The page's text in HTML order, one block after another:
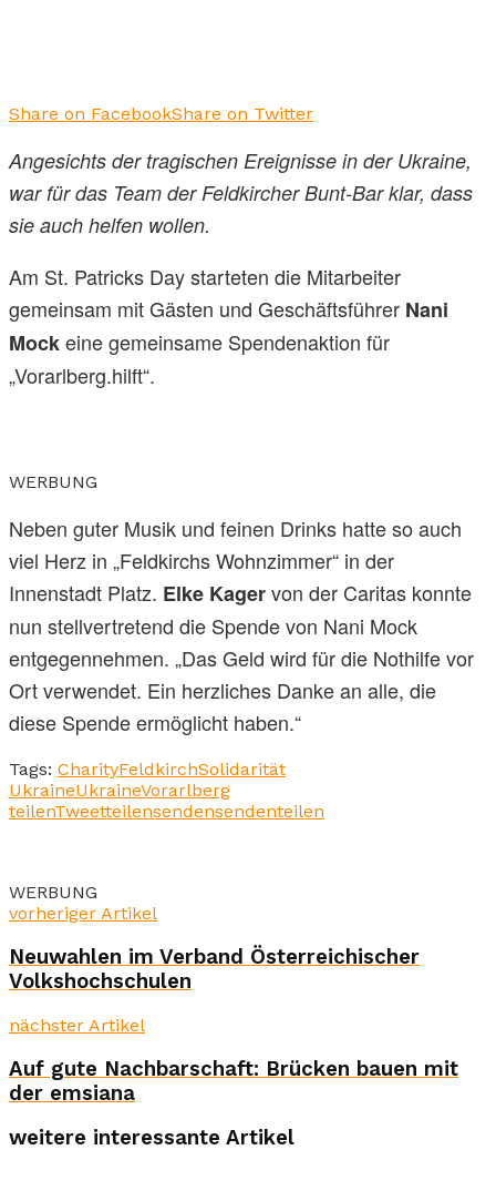
Share on FacebookShare on Twitter
Angesichts der tragischen Ereignisse in der Ukraine,
war für das Team der Feldkircher Bunt-Bar klar, dass
sie auch helfen wollen.
Am St. Patricks Day starteten die Mitarbeiter
gemeinsam mit Gästen und Geschäftsführer Nani
Mockeine gemeinsame Spendenaktion für
„Vorarlberg.hilft“.
WERBUNG
Neben guter Musik und feinen Drinks hatte so auch
viel Herz in „Feldkirchs Wohnzimmer“ in der
Innenstadt Platz. Elke Kagervon der Caritas konnte
nun stellvertretend die Spende von Nani Mock
entgegennehmen. „Das Geld wird für die Nothilfe vor
Ort verwendet. Ein herzliches Danke an alle, die
diese Spende ermöglicht haben.“
Tags: CharityFeldkirchSolidarität
UkraineUkraineVorarlberg
teilenTweetteilensendensendenteilen
WERBUNG
vorheriger Artikel
Neuwahlen im Verband Österreichischer
Volkshochschulen
nächster Artikel
Auf gute Nachbarschaft: Brücken bauen mit
der emsiana
weitere interessante Artikel